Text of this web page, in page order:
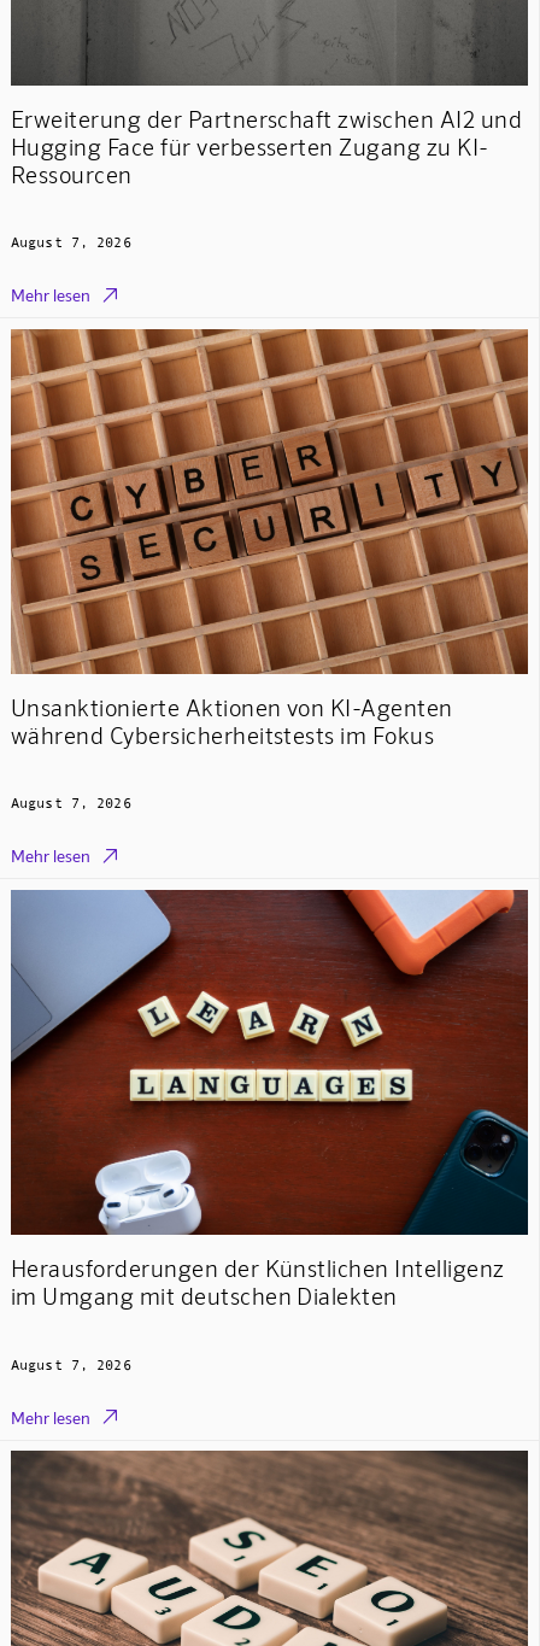
Erweiterung der Partnerschaft zwischen AI2 und
Hugging Face für verbesserten Zugang zu KI-
Ressourcen
August 7, 2026
Mehr lesen 
Unsanktionierte Aktionen von KI-Agenten
während Cybersicherheitstests im Fokus
August 7, 2026
Mehr lesen 
Herausforderungen der Künstlichen Intelligenz
im Umgang mit deutschen Dialekten
August 7, 2026
Mehr lesen 